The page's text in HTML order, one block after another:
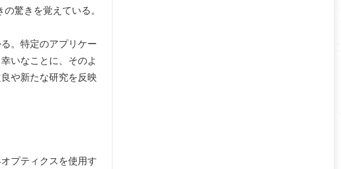
驚きを覚えている。
。特定のアプリケー
いなことに、そのよ
や新たな研究を反映
プティクスを使用す